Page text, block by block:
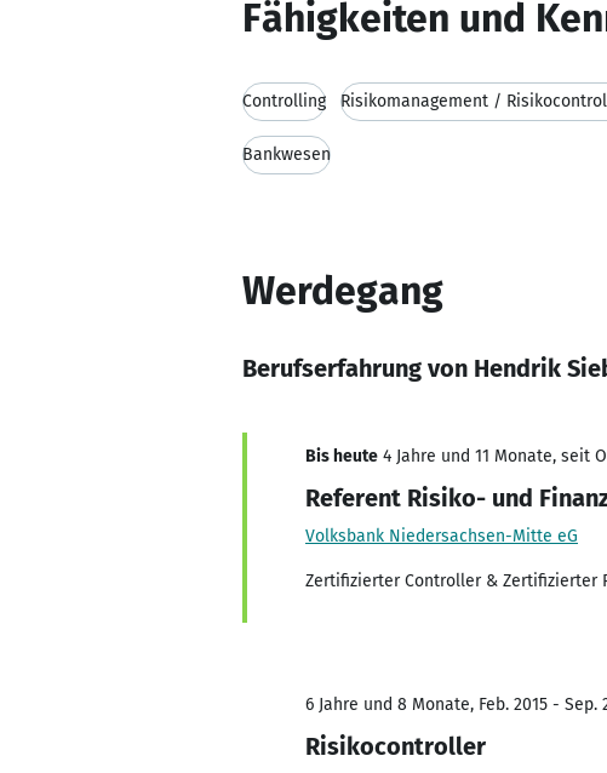
Fähigkeiten und
Controlling Risikomanagement /
Bankwesen
Werdegang
Berufserfahrung von Hendrik
Bis heute 4 Jahre und 11 Monate, seit
Referent Risiko- und
Volksbank Niedersachsen-Mitte eG
Zertifizierter Controller & Zertifizierter
6 Jahre und 8 Monate, Feb. 2015 - Sep.
Risikocontroller